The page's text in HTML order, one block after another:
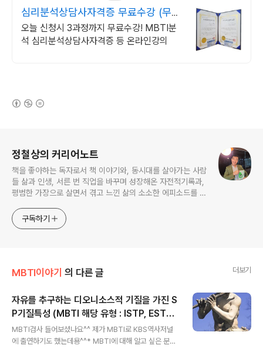
심리분석상담사자격증 무료수강 (무료
수강)MBTI분석법
오늘 신청시 3과정까지 무료수강! MBTI분
석 심리분석상담사자격증 등 온라인강의
정철상의 커리어노트
책을 좋아하는 독자로서 책 이야기와, 동시대를 살아가는 사람
들 삶과 인생, 서른 번 직업을 바꾸며 성장해온 자전적기록과,
평범한 가장으로 살면서 겪고 느낀 삶의 소소한 에피소드를 전
고픈 커리어코치, 유튜브: 정교수의 인생수업
구독하기
MBTI이야기 의 다른 글 더보기
자유를 추구하는 디오니소스적 기질을 가진 S
P기질특성 (MBTI 해당 유형 : ISTP, ESTP, I
SFP, ESFP)
MBTI검사 들어보셨나요^^ 제가 MBTI로 KBS역사저널
에 출연하기도 했는데용^^* MBTI에 대해 알고 싶은 분들